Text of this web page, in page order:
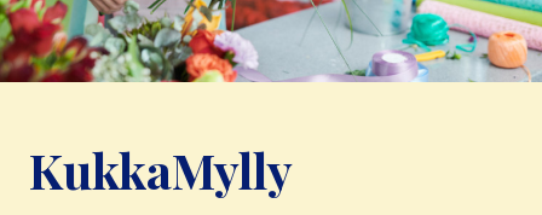
KukkaMylly